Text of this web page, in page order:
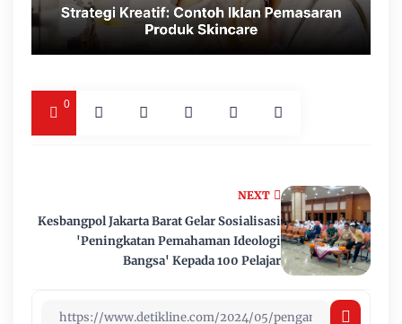
0
NEXT
Kesbangpol Jakarta Barat Gelar Sosialisasi
'Peningkatan Pemahaman Ideologi
Bangsa' Kepada 100 Pelajar